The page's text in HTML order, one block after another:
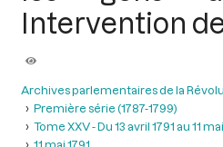
Intervention
Archives parlementaires de la
Première série (1787-1799)
Tome XXV - Du 13 avril 1791 au 11
11 mai 1791